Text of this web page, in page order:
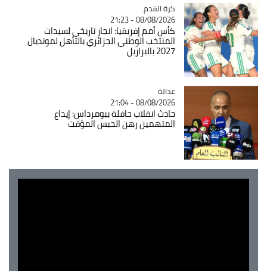
Catégorie
كرة القدم
08/08/2026 - 21:23
كأس أمم إفريقيا: انجاز تاريخي لسيدات
المنتخب الوطني الجزائري بالتأهل لمونديال
2027 بالبرازيل
Catégorie
عدالة
08/08/2026 - 21:04
حادث انقلاب حافلة ببومرداس: إيداع
المتهمين رهن الحبس المؤقت